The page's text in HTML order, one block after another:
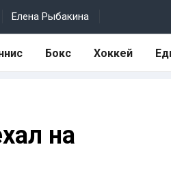
Елена Рыбакина
Бокс Хоккей
на